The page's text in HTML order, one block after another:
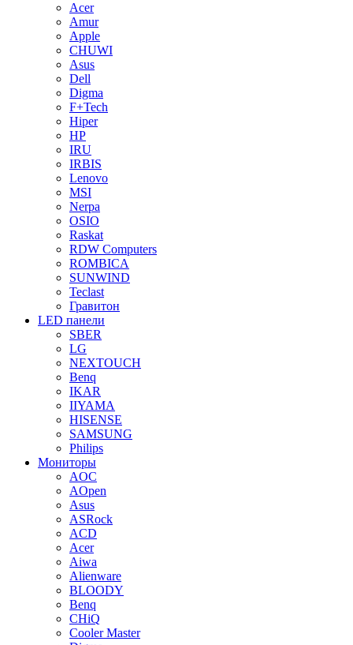
Acer
Amur
Apple
CHUWI
Asus
Dell
Digma
F+Tech
Hiper
HP
IRU
IRBIS
Lenovo
MSI
Nerpa
OSIO
Raskat
RDW Computers
ROMBICA
SUNWIND
Teclast
Гравитон
LED панели
SBER
LG
NEXTOUCH
Benq
IKAR
IIYAMA
HISENSE
SAMSUNG
Philips
Мониторы
AOC
AOpen
Asus
ASRock
ACD
Acer
Aiwa
Alienware
BLOODY
Benq
CHiQ
Cooler Master